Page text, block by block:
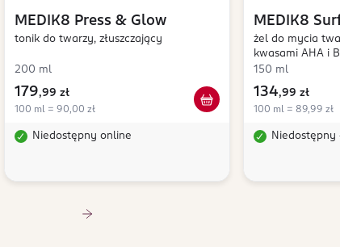
MEDIK8 Press & Glow
tonik do twarzy, złuszczający
200 ml
179,99 zł
100 ml = 90,00 zł
Niedostępny online
MEDIK8
Cleanse
żel do mycia
kwasami AHA i
150 ml
134,99 zł
100 ml = 89,99 zł
Niedostępny